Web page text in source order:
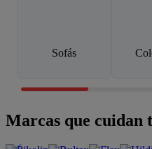
Sofás
Marcas que cuidan